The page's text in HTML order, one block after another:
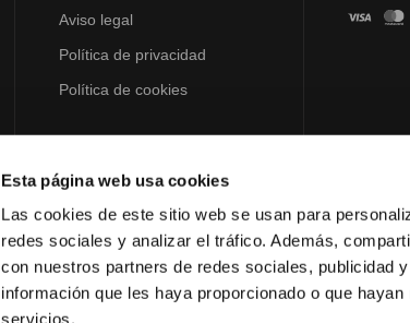
Esta página web usa cookies
Las cookies de este sitio web se usan para
redes sociales y analizar el tráfico. Además,
con nuestros partners de redes sociales, publicidad
información que les haya proporcionado o que
servicios.
Aviso legal
Política de privacidad
Política de cookies